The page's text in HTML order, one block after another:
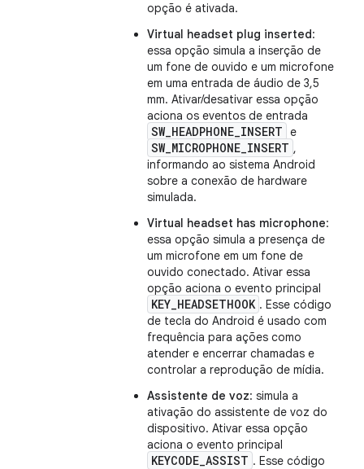
opção é ativada.
Virtual headset plug inserted:
essa opção simula a inserção de
um fone de ouvido e um microfone
em uma entrada de áudio de 3,5
mm. Ativar/desativar essa opção
aciona os eventos de entrada
SW_HEADPHONE_INSERT e
SW_MICROPHONE_INSERT ,
informando ao sistema Android
sobre a conexão de hardware
simulada.
Virtual headset has microphone:
essa opção simula a presença de
um microfone em um fone de
ouvido conectado. Ativar essa
opção aciona o evento principal
KEY_HEADSETHOOK . Esse código
de tecla do Android é usado com
frequência para ações como
atender e encerrar chamadas e
controlar a reprodução de mídia.
Assistente de voz: simula a
ativação do assistente de voz do
dispositivo. Ativar essa opção
aciona o evento principal
KEYCODE_ASSIST . Esse código